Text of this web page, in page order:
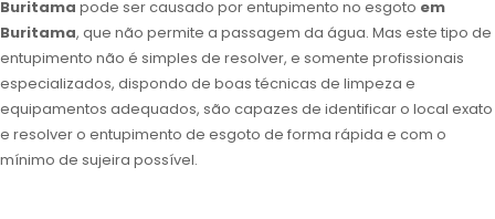
Buritama pode ser causado por entupimento no esgoto em
Buritama, que não permite a passagem da água. Mas este tipo de
entupimento não é simples de resolver, e somente profissionais
especializados, dispondo de boas técnicas de limpeza e
equipamentos adequados, são capazes de identificar o local exato
e resolver o entupimento de esgoto de forma rápida e com o
mínimo de sujeira possível.